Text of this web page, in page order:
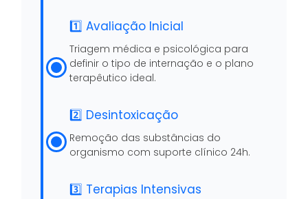
1️⃣ Avaliação Inicial
Triagem médica e psicológica para
definir o tipo de internação e o plano
terapêutico ideal.
2️⃣ Desintoxicação
Remoção das substâncias do
organismo com suporte clínico 24h.
3️⃣ Terapias Intensivas